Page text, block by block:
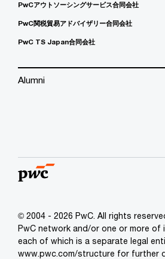
PwCアウトソーシングサービス合同会社
PwC関税貿易アドバイザリー合同会社
PwC TS Japan合同会社
Alumni
© 2004 - 2026 PwC. All rights
PwC network and/or one or more of
each of which is a separate legal
www.pwc.com/structure for further